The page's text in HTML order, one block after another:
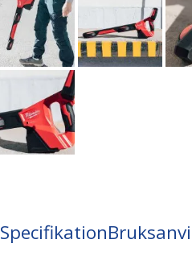
Specifikation